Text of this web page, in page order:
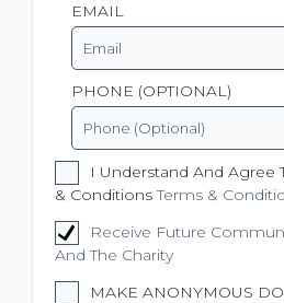
EMAIL
PHONE (OPTIONAL)
I Understand And Agree
& ConditionsTerms &
Receive Future
And The Charity
MAKE ANONYMOUS